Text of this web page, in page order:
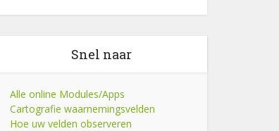
Snel naar
Alle online Modules/Apps
Cartografie waarnemingsvelden
Hoe uw velden observeren